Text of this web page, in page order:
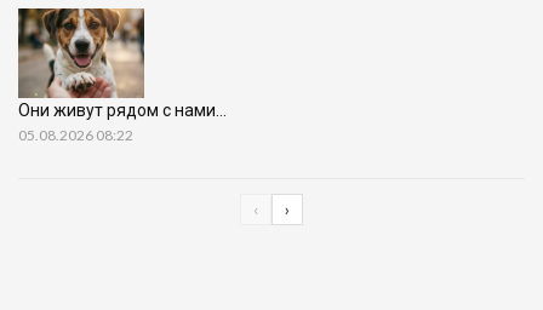
Они живут рядом с нами…
05.08.2026 08:22
‹ ›